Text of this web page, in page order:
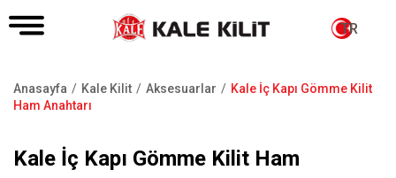
TR
Sayfa
Anasayfa Kale Kilit Aksesuarlar
Kale İç Kapı Gömme Kilit
Ham Anahtarı
Kale İç Kapı Gömme Kilit Ham